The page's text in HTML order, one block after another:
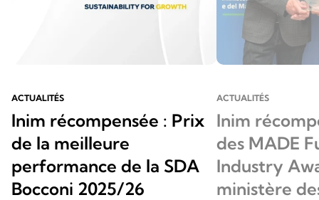
ACTUALITÉS
Inim récompensée : Prix
de la meilleure
performance de la SDA
Bocconi 2025/26
ACTUALITÉS
Inim
des MADE
Industry
ministère